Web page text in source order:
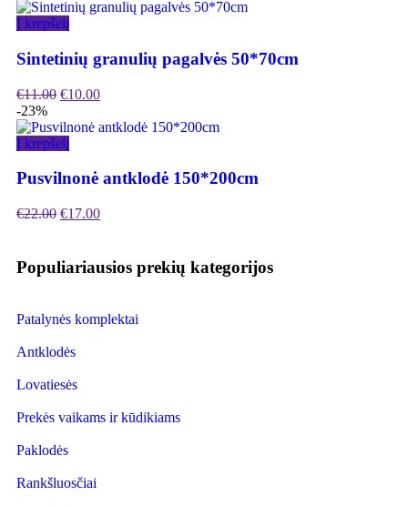
Į krepšelį
Sintetinių granulių pagalvės 50*70cm
€11.00 €10.00
-23%
Į krepšelį
Pusvilnonė antklodė 150*200cm
€22.00 €17.00
Populiariausios prekių kategorijos
Patalynės komplektai
Antklodės
Lovatiesės
Prekės vaikams ir kūdikiams
Paklodės
Rankšluosčiai